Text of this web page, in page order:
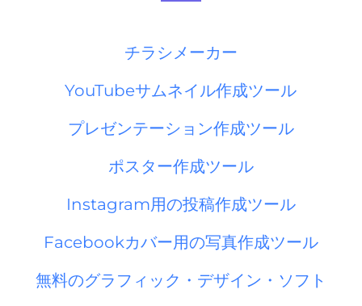
チラシメーカー
YouTubeサムネイル作成ツール
プレゼンテーション作成ツール
ポスター作成ツール
Instagram用の投稿作成ツール
Facebookカバー用の写真作成ツール
無料のグラフィック・デザイン・ソフト